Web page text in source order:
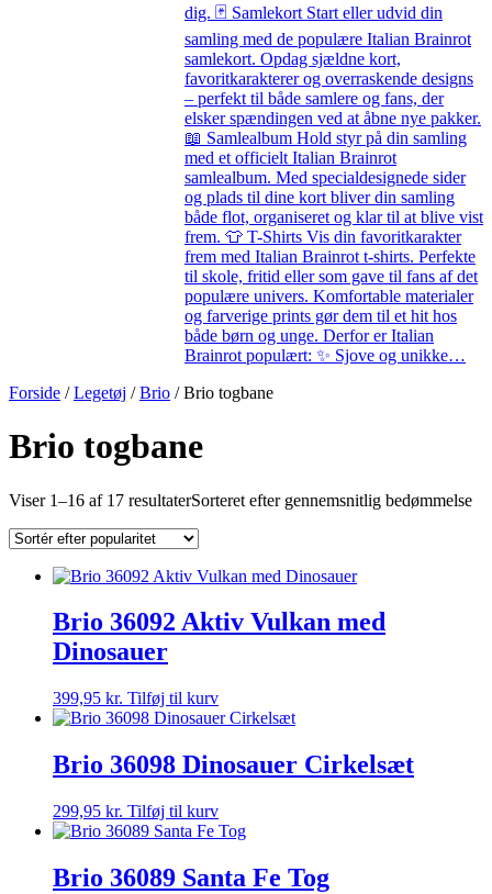
dig. 🃏 Samlekort Start eller udvid din
samling med de populære Italian Brainrot
samlekort. Opdag sjældne kort,
favoritkarakterer og overraskende designs
– perfekt til både samlere og fans, der
elsker spændingen ved at åbne nye pakker.
📖 Samlealbum Hold styr på din samling
med et officielt Italian Brainrot
samlealbum. Med specialdesignede sider
og plads til dine kort bliver din samling
både flot, organiseret og klar til at blive vist
frem. 👕 T-Shirts Vis din favoritkarakter
frem med Italian Brainrot t-shirts. Perfekte
til skole, fritid eller som gave til fans af det
populære univers. Komfortable materialer
og farverige prints gør dem til et hit hos
både børn og unge. Derfor er Italian
Brainrot populært: ✨ Sjove og unikke…
Forside /Legetøj /Brio / Brio togbane
Brio togbane
Viser 1–16 af 17 resultaterSorteret efter gennemsnitlig bedømmelse
Brio 36092 Aktiv Vulkan med
Dinosauer
399,95 kr. Tilføj til kurv
Brio 36098 Dinosauer Cirkelsæt
299,95 kr. Tilføj til kurv
Brio 36089 Santa Fe Tog